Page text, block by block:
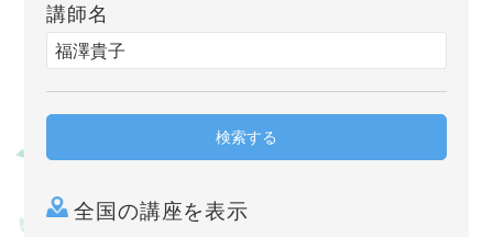
講師名
検索する
全国の講座を表示